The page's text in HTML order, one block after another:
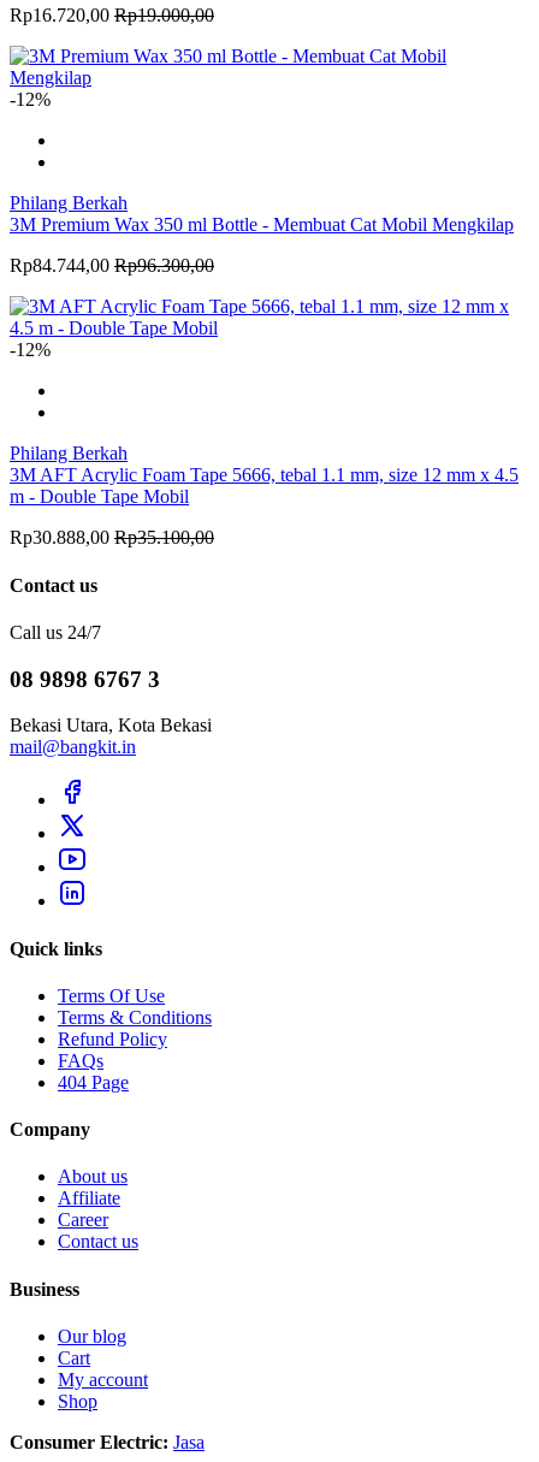
Rp16.720,00 Rp19.000,00
-12%
Philang Berkah
3M Premium Wax 350 ml Bottle - Membuat Cat Mobil Mengkilap
Rp84.744,00 Rp96.300,00
-12%
Philang Berkah
3M AFT Acrylic Foam Tape 5666, tebal 1.1 mm, size 12 mm x 4.5
m - Double Tape Mobil
Rp30.888,00 Rp35.100,00
Contact us
Call us 24/7
08 9898 6767 3
Bekasi Utara, Kota Bekasi
mail@bangkit.in
Quick links
Terms Of Use
Terms & Conditions
Refund Policy
FAQs
404 Page
Company
About us
Affiliate
Career
Contact us
Business
Our blog
Cart
My account
Shop
Consumer Electric: Jasa